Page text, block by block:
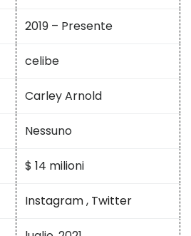
2019 – Presente
celibe
Carley Arnold
Nessuno
$ 14 milioni
Instagram, Twitter